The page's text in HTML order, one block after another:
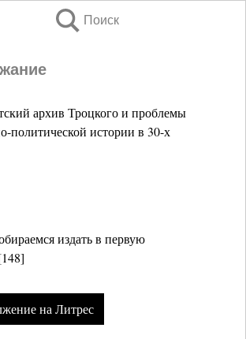
Поиск
архив Троцкого и проблемы
политической истории в 30-х
издать в первую
на Литрес